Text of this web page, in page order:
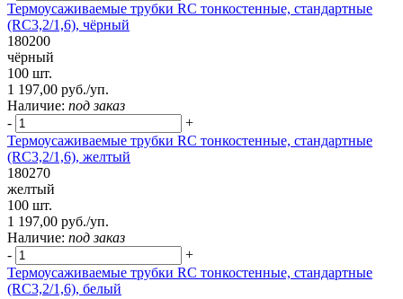
Термоусаживаемые трубки RC тонкостенные, стандартные
(RC3,2/1,6), чёрный
180200
чёрный
100 шт.
1 197,00 руб./уп.
Наличие: под заказ
-
+
Термоусаживаемые трубки RC тонкостенные, стандартные
(RC3,2/1,6), желтый
180270
желтый
100 шт.
1 197,00 руб./уп.
Наличие: под заказ
-
+
Термоусаживаемые трубки RC тонкостенные, стандартные
(RC3,2/1,6), белый